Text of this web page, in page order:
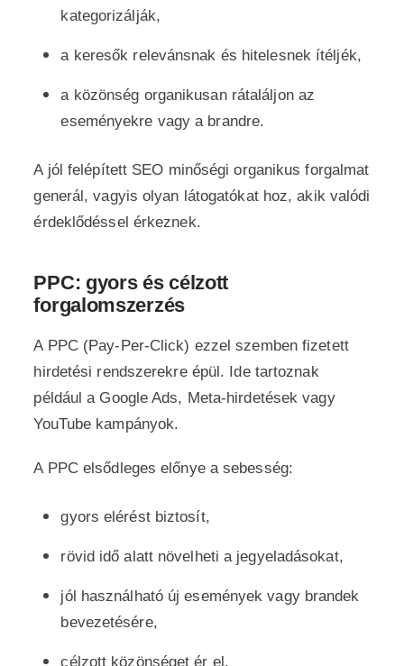
kategorizálják,
a keresők relevánsnak és hitelesnek ítéljék,
a közönség organikusan rátaláljon az
eseményekre vagy a brandre.
A jól felépített SEO minőségi organikus forgalmat
generál, vagyis olyan látogatókat hoz, akik valódi
érdeklődéssel érkeznek.
PPC: gyors és célzott
forgalomszerzés
A PPC (Pay-Per-Click) ezzel szemben fizetett
hirdetési rendszerekre épül. Ide tartoznak
például a Google Ads, Meta-hirdetések vagy
YouTube kampányok.
A PPC elsődleges előnye a sebesség:
gyors elérést biztosít,
rövid idő alatt növelheti a jegyeladásokat,
jól használható új események vagy brandek
bevezetésére,
célzott közönséget ér el.